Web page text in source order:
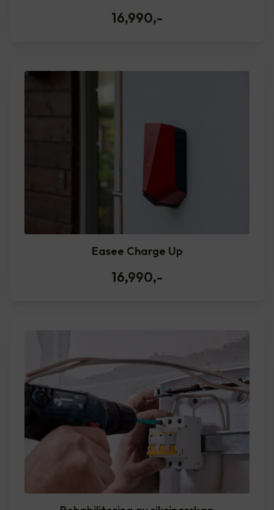
16,990,-
Easee Charge Up
16,990,-